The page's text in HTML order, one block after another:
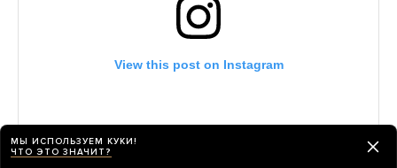
МЫ ИСПОЛЬЗУЕМ КУКИ!
ЧТО ЭТО ЗНАЧИТ?